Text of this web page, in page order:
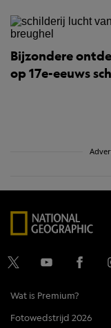
Bijzondere
op 17e-eeuws
Wat is Premium?
Fotowedstrijd 2026